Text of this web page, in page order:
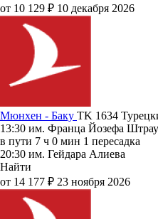
от 10 129 ₽ 10 декабря 2026
Мюнхен - Баку TK 1634
13:30 им. Франца Йозефа
в пути 7 ч 0 мин 1 пересадка
20:30 им. Гейдара Алиева
Найти
от 14 177 ₽ 23 ноября 2026